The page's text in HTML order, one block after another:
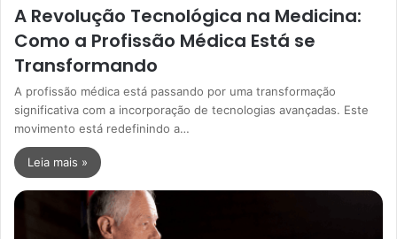
A Revolução Tecnológica na Medicina:
Como a Profissão Médica Está se
Transformando
A profissão médica está passando por uma transformação
significativa com a incorporação de tecnologias avançadas. Este
movimento está redefinindo a…
Leia mais »